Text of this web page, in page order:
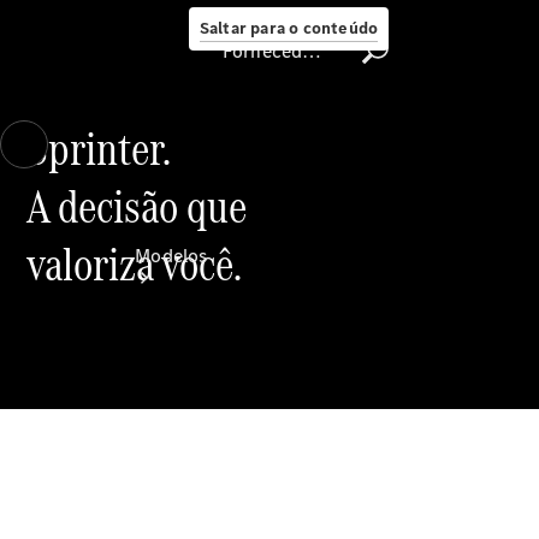
Saltar para o conteúdo
Fornecedor/proteção
de dados
Modelos
Fornecedor/proteção de dados
Sprinter.
A decisão que
valoriza você.